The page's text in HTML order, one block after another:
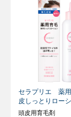
セラプリエ 薬
皮しっとりロー
頭皮用育毛剤